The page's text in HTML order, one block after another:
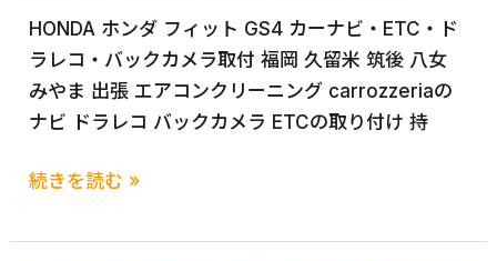
施
工
事
例
康
＆
快
適
間
実
HONDA ホンダ フィット GS4 カーナビ・ETC・ド
ラレコ・バックカメラ取付 福岡 久留米 筑後 八女
みやま 出張 エアコンクリーニング carrozzeriaの
ナビ ドラレコ バックカメラ ETCの取り付け 持
HONDA
ン
続きを読む »